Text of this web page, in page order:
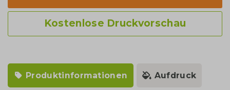
Kostenlose Druckvorschau
Produktinformationen Aufdruck